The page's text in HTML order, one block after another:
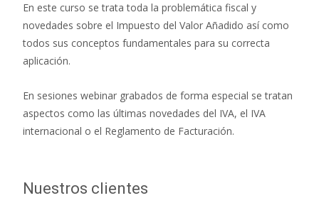
En este curso se trata toda la problemática fiscal y
novedades sobre el Impuesto del Valor Añadido así como
todos sus conceptos fundamentales para su correcta
aplicación.
En sesiones webinar grabados de forma especial se tratan
aspectos como las últimas novedades del IVA, el IVA
internacional o el Reglamento de Facturación.
Nuestros clientes